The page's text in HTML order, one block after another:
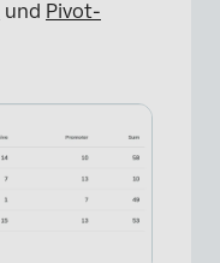
und Pivot-